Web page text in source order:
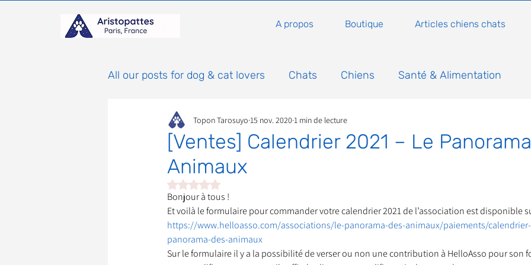
A propos Boutique Articles chiens chats
All our posts for dog & cat lovers Chats Chiens Santé & Alimentation
Comportement & Éducation Conseils, histoires sur les chats
histoires Mammifères
Adoptions : Frais et Procédure Animations Annonce Appel aux dons
[Ventes] Calendrier 2021 – Le
Animaux
Topon Tarosuyo 15 nov. 2020 1 min de lecture
Noté NaN étoiles sur 5.
Bonjour à tous !
Et voilà le formulaire pour commander votre calendrier 2021 de l’association est disponible
https://www.helloasso.com/associations/le-panorama-des-animaux/paiements/
panorama-des-animaux
Sur le formulaire il y a la possibilité de verser ou non une contribution à HelloAsso pour son